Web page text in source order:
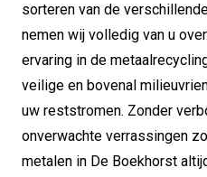
sorteren van de
nemen wij volledig van u
ervaring in de
veilige en bovenal
uw reststromen. Zonder
onverwachte verrassingen
metalen in De Boekhorst